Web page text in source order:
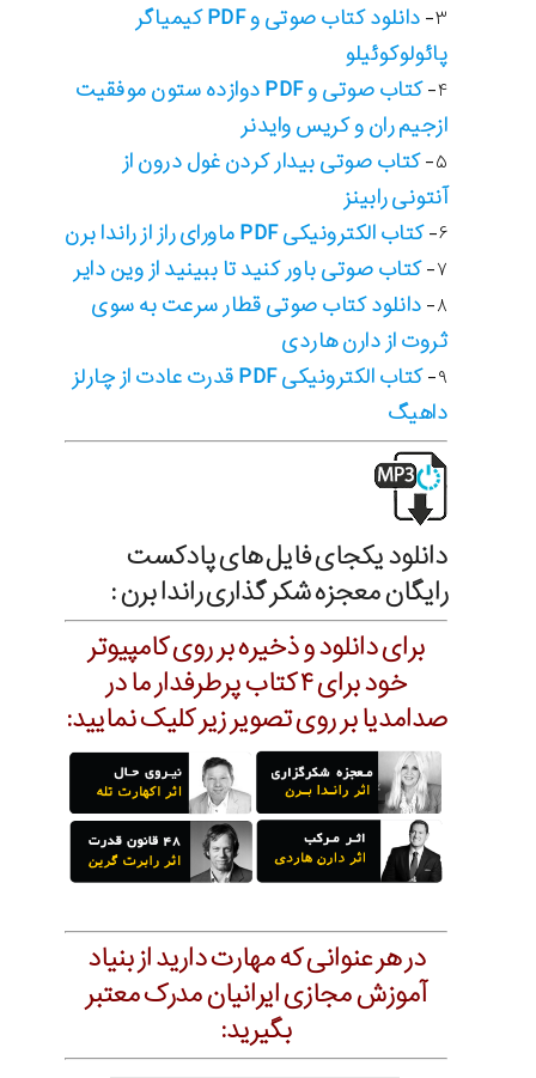
۳-
دانلود کتاب صوتی و PDF کیمیاگر
پائولوکوئیلو
۴-
کتاب صوتی و PDF دوازده ستون موفقیت
ازجیم ران و کریس وایدنر
۵- کتاب صوتی بیدار کردن غول درون از
آنتونی رابینز
۶- کتاب الکترونیکی PDF ماورای راز از راندا برن
۷- کتاب صوتی باور کنید تا ببینید از وین دایر
۸- دانلود کتاب صوتی قطار سرعت به سوی
ثروت از دارن هاردی
۹-
کتاب الکترونیکی PDF قدرت عادت از چارلز
داهیگ
دانلود یکجای فایل های پادکست
رایگان معجزه شکر گذاری راندا برن :
برای دانلود و ذخیره بر روی کامپیوتر
خود برای ۴ کتاب پرطرفدار ما در
صدامدیا بر روی تصویر زیر کلیک نمایید:
در هر عنوانی که مهارت دارید از بنیاد
آموزش مجازی ایرانیان مدرک معتبر
بگیرید: